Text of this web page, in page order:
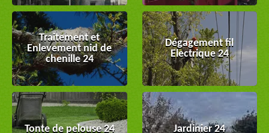
Traitement et
Enlevement nid de
chenille 24
Dégagement fil
Electrique 24
Tonte de pelouse 24 Jardinier 24